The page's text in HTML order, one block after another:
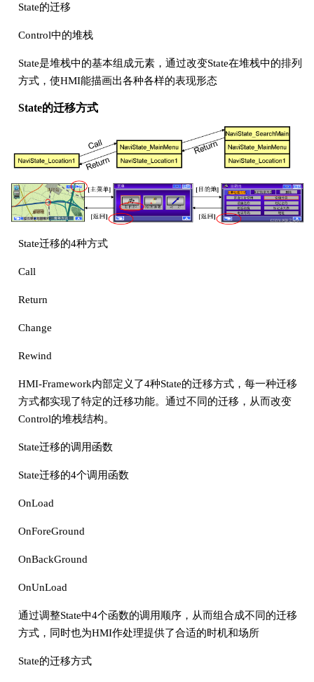
State的迁移
Control中的堆栈
State是堆栈中的基本组成元素，通过改变State在堆栈中的排列
方式，使HMI能描画出各种各样的表现形态
State的迁移方式
State迁移的4种方式
Call
Return
Change
Rewind
HMI-Framework内部定义了4种State的迁移方式，每一种迁移
方式都实现了特定的迁移功能。通过不同的迁移，从而改变
Control的堆栈结构。
State迁移的调用函数
State迁移的4个调用函数
OnLoad
OnForeGround
OnBackGround
OnUnLoad
通过调整State中4个函数的调用顺序，从而组合成不同的迁移
方式，同时也为HMI作处理提供了合适的时机和场所
State的迁移方式